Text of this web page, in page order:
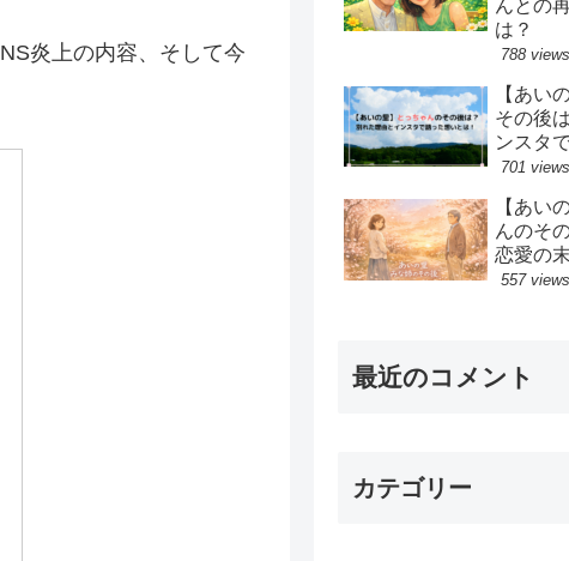
炎上の内容、そして今
んとの
は？
788 views
【あい
その後
ンスタ
701 views
【あい
んのそ
恋愛の
557 views
最近のコメント
カテゴリー